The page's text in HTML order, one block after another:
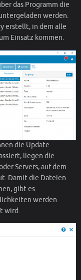
das Programm die
werden.
erstellt, in dem alle
Einsatz kommen.
die Update-
liegen die
Servers, auf dem
Damit die Dateien
gibt es
werden
wird.